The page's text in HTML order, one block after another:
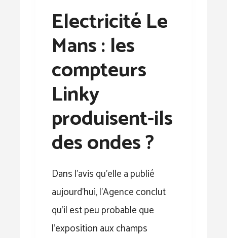
Electricité Le
Mans : les
compteurs
Linky
produisent-ils
des ondes ?
Dans l’avis qu’elle a publié
aujourd’hui, l’Agence conclut
qu’il est peu probable que
l’exposition aux champs